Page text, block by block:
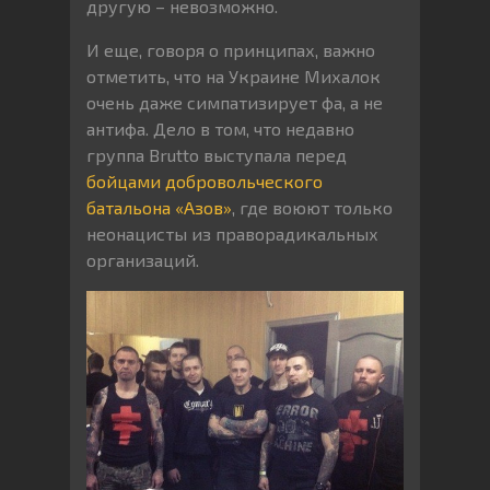
другую – невозможно.
И еще, говоря о принципах, важно
отметить, что на Украине Михалок
очень даже симпатизирует фа, а не
антифа. Дело в том, что недавно
группа Brutto выступала перед
бойцами добровольческого
батальона «Азов», где воюют только
неонацисты из праворадикальных
организаций.